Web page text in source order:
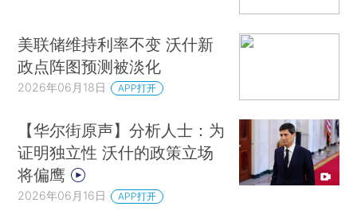
美联储维持利率不变 沃什新
政点阵图预测被淡化
2026年06月18日 APP打开
【华尔街原声】分析人士：为
证明独立性 沃什的政策立场
将偏鹰
2026年06月16日 APP打开